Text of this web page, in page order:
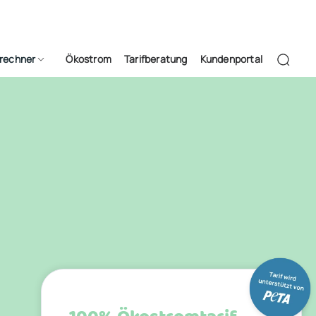
Ökostrom Tarifberatung Kundenportal